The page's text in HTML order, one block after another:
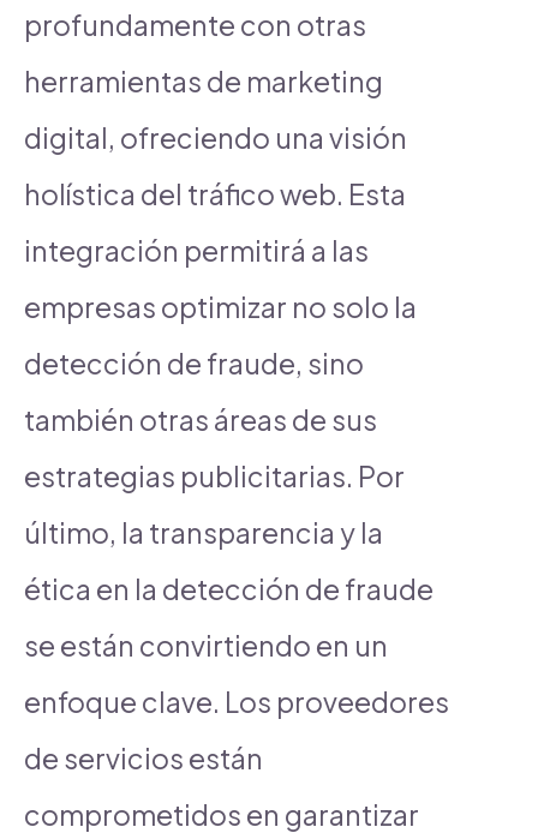
profundamente con otras
herramientas de marketing
digital, ofreciendo una visión
holística del tráfico web. Esta
integración permitirá a las
empresas optimizar no solo la
detección de fraude, sino
también otras áreas de sus
estrategias publicitarias. Por
último, la transparencia y la
ética en la detección de fraude
se están convirtiendo en un
enfoque clave. Los proveedores
de servicios están
comprometidos en garantizar